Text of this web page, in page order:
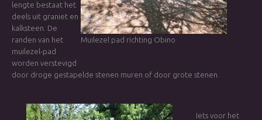
Muilezel pad richting Obino
lengte bestaat het
deels uit graniet en
kalksteen. De
randen van het
muilezel-pad
worden verstevigd
door droge gestapelde stenen muren of door grote stenen.
Iets voor het